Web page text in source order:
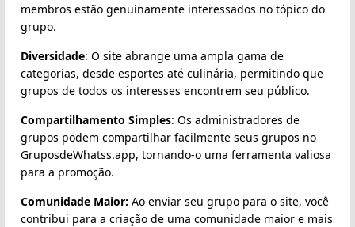
membros estão genuinamente interessados no tópico do
grupo.
Diversidade: O site abrange uma ampla gama de
categorias, desde esportes até culinária, permitindo que
grupos de todos os interesses encontrem seu público.
Compartilhamento Simples: Os administradores de
grupos podem compartilhar facilmente seus grupos no
GruposdeWhatss.app, tornando-o uma ferramenta valiosa
para a promoção.
Comunidade Maior: Ao enviar seu grupo para o site, você
contribui para a criação de uma comunidade maior e mais